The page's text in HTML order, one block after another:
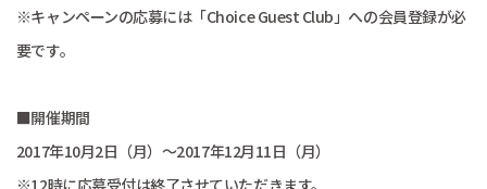
※キャンペーンの応募には「Choice Guest Club」への会員登録が必
要です。
■開催期間
2017年10月2日（月）～2017年12月11日（月）
※12時に応募受付は終了させていただきます。